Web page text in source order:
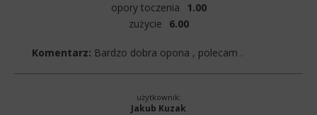
opory toczenia
1.00
zużycie
6.00
Komentarz: Bardzo dobra opona , polecam .
użytkownik:
Jakub Kuzak